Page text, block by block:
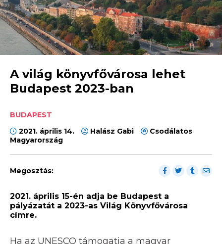
A világ könyvfővárosa lehet
Budapest 2023-ban
BUDAPEST
2021. április 14.
Halász Gabi
Csodálatos
Magyarország
Megosztás:
2021. április 15-én adja be Budapest a
pályázatát a 2023-as Világ Könyvfővárosa
címre.
Ha az UNESCO támogatja a magyar